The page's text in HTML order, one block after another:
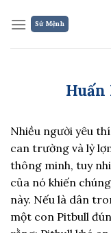
Sứ Mệnh
Nhiều người yêu
can trường và lỳ
thông minh, tuy
của nó khiến
này. Nếu là dân
một con Pitbull